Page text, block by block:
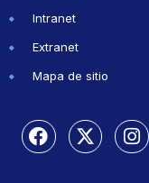
Intranet
Extranet
Mapa de sitio